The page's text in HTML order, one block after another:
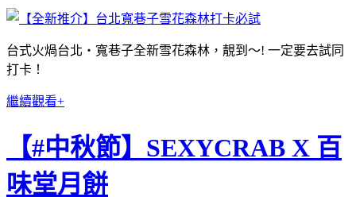
台式火煱台北‧寬巷子全新雪花森林，靚到〜! 一定要去試同
打卡！
繼續觀看+
【#中秋節】SEXYCRAB X 百
味堂月餅